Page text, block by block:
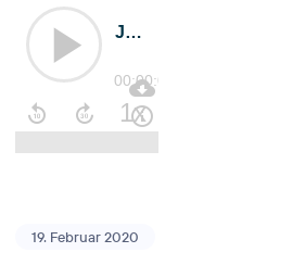
19. Februar 2020